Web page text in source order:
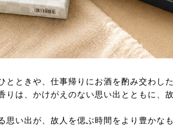
とときや、仕事帰りにお酒を酌み交わ
りは、かけがえのない思い出とともに、
思い出が、故人を偲ぶ時間をより豊か